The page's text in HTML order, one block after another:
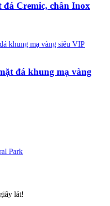
Cremic, chân Inox
đá khung mạ vàng
lát!